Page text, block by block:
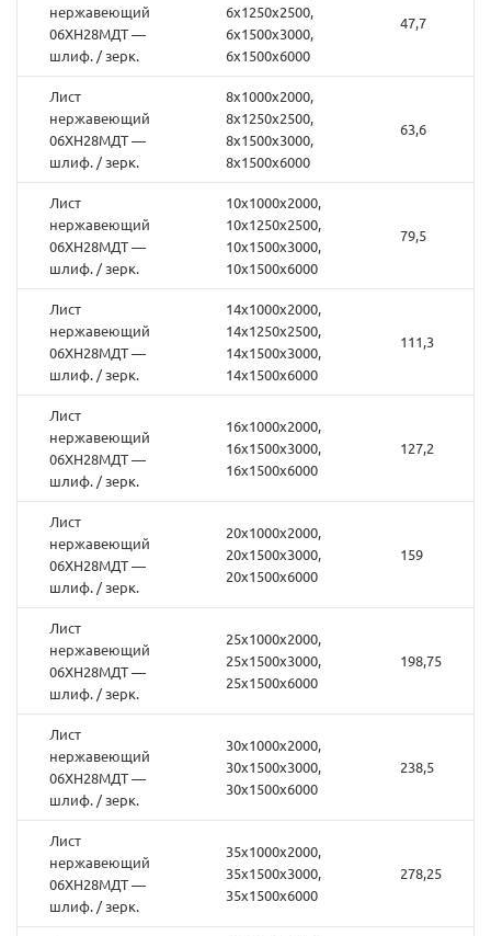
нержавеющий
06ХН28МДТ —
шлиф. / зерк.
6х1250х2500,
6х1500х3000,
6х1500х6000
47,7
Лист
нержавеющий
06ХН28МДТ —
шлиф. / зерк.
8х1000х2000,
8х1250х2500,
8х1500х3000,
8х1500х6000
63,6
Лист
нержавеющий
06ХН28МДТ —
шлиф. / зерк.
10х1000х2000,
10х1250х2500,
10х1500х3000,
10х1500х6000
79,5
Лист
нержавеющий
06ХН28МДТ —
шлиф. / зерк.
14х1000х2000,
14х1250х2500,
14х1500х3000,
14х1500х6000
111,3
Лист
нержавеющий
06ХН28МДТ —
шлиф. / зерк.
16х1000х2000,
16х1500х3000,
16х1500х6000
127,2
Лист
нержавеющий
06ХН28МДТ —
шлиф. / зерк.
20х1000х2000,
20х1500х3000,
20х1500х6000
159
Лист
нержавеющий
06ХН28МДТ —
шлиф. / зерк.
25х1000х2000,
25х1500х3000,
25х1500х6000
198,75
Лист
нержавеющий
06ХН28МДТ —
шлиф. / зерк.
30х1000х2000,
30х1500х3000,
30х1500х6000
238,5
Лист
нержавеющий
06ХН28МДТ —
шлиф. / зерк.
35х1000х2000,
35х1500х3000,
35х1500х6000
278,25